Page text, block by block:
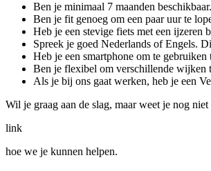
Ben je minimaal 7 maanden beschikbaar.
Ben je fit genoeg om een paar uur te
Heb je een stevige fiets met een ijzeren
Spreek je goed Nederlands of Engels.
Heb je een smartphone om te
Ben je flexibel om verschillende wijken
Als je bij ons gaat werken, heb je een
Wil je graag aan de slag, maar weet je nog
link
hoe we je kunnen helpen.